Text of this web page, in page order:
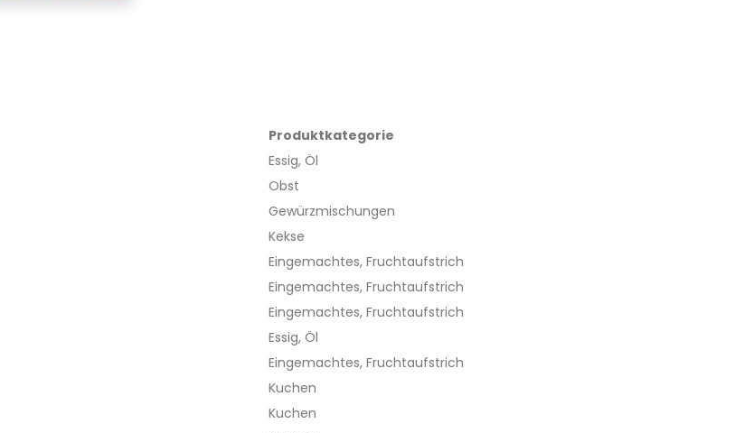
Produktkategorie
Essig, Öl
Obst
Gewürzmischungen
Kekse
Eingemachtes, Fruchtaufstrich
Eingemachtes, Fruchtaufstrich
Eingemachtes, Fruchtaufstrich
Essig, Öl
Eingemachtes, Fruchtaufstrich
Kuchen
Kuchen